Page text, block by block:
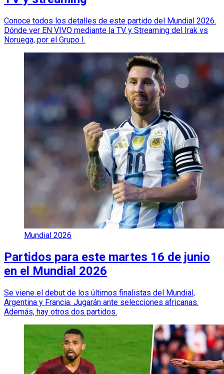
Conoce todos los detalles de este partido del Mundial 2026.
Dónde ver EN VIVO mediante la TV y Streaming del Irak vs
Noruega, por el Grupo I.
Mundial 2026
Partidos para este martes 16 de junio
en el Mundial 2026
Se viene el debut de los últimos finalistas del Mundial,
Argentina y Francia. Jugarán ante selecciones africanas.
Además, hay otros dos partidos.